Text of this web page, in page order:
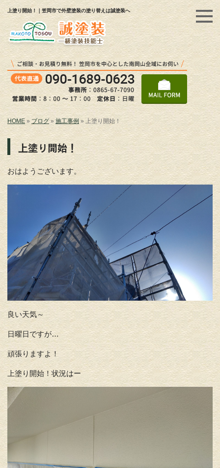
上塗り開始！｜笠岡市で外壁塗装の塗り替えは誠塗装へ
HOME» ブログ» 施工事例 » 上塗り開始！
上塗り開始！
おはようございます。
良い天気～
日曜日ですが…
頑張りますよ！
上塗り開始！状況はー